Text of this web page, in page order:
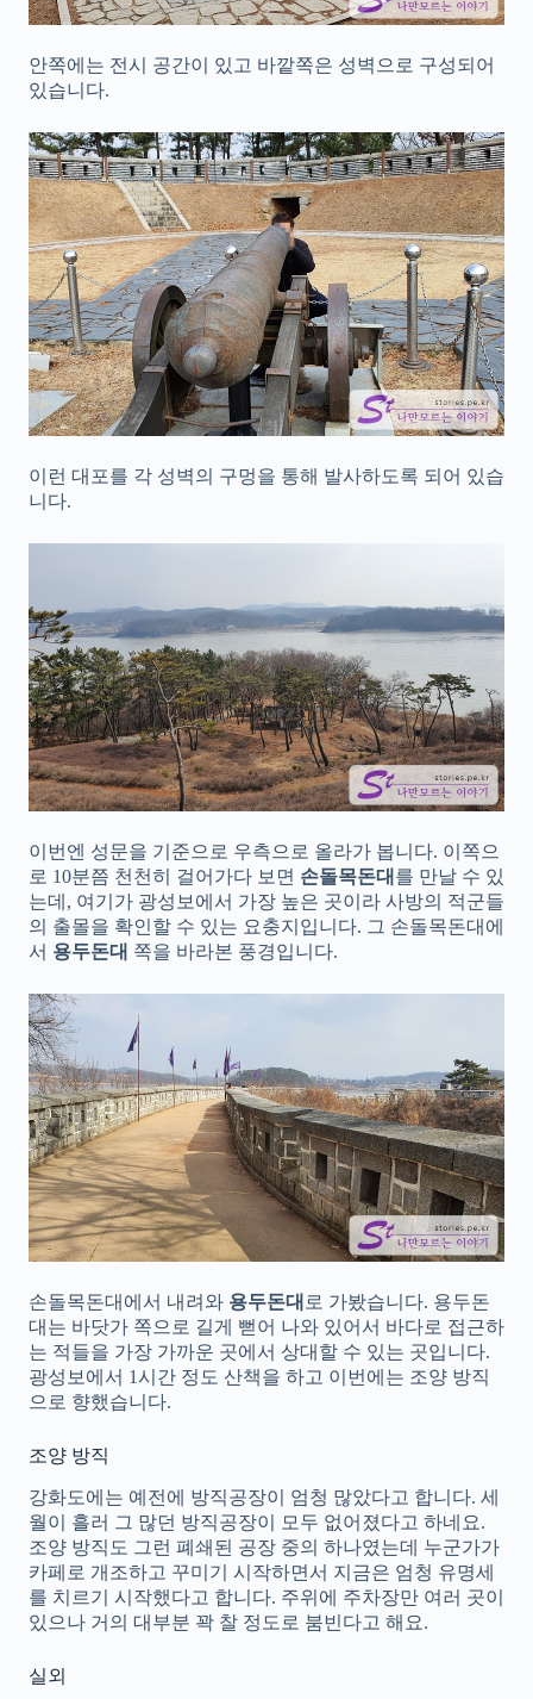
안쪽에는 전시 공간이 있고 바깥쪽은 성벽으로 구성되어
있습니다.
이런 대포를 각 성벽의 구멍을 통해 발사하도록 되어 있습
니다.
이번엔 성문을 기준으로 우측으로 올라가 봅니다. 이쪽으
로 10분쯤 천천히 걸어가다 보면 손돌목돈대 를 만날 수 있
는데, 여기가 광성보에서 가장 높은 곳이라 사방의 적군들
의 출몰을 확인할 수 있는 요충지입니다. 그 손돌목돈대에
서 용두돈대 쪽을 바라본 풍경입니다.
손돌목돈대에서 내려와 용두돈대 로 가봤습니다. 용두돈
대는 바닷가 쪽으로 길게 뻗어 나와 있어서 바다로 접근하
는 적들을 가장 가까운 곳에서 상대할 수 있는 곳입니다.
광성보에서 1시간 정도 산책을 하고 이번에는 조양 방직
으로 향했습니다.
조양 방직
강화도에는 예전에 방직공장이 엄청 많았다고 합니다. 세
월이 흘러 그 많던 방직공장이 모두 없어졌다고 하네요.
조양 방직도 그런 폐쇄된 공장 중의 하나였는데 누군가가
카페로 개조하고 꾸미기 시작하면서 지금은 엄청 유명세
를 치르기 시작했다고 합니다. 주위에 주차장만 여러 곳이
있으나 거의 대부분 꽉 찰 정도로 붐빈다고 해요.
실외